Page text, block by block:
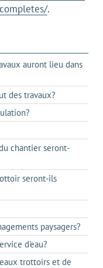
.
auront lieu dans
des travaux?
chantier seront-
seront-ils
paysagers?
d'eau?
trottoirs et de